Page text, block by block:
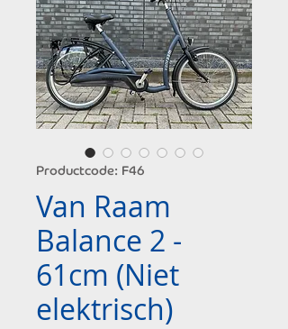
Productcode: F46
Van Raam
Balance 2 -
61cm (Niet
elektrisch)